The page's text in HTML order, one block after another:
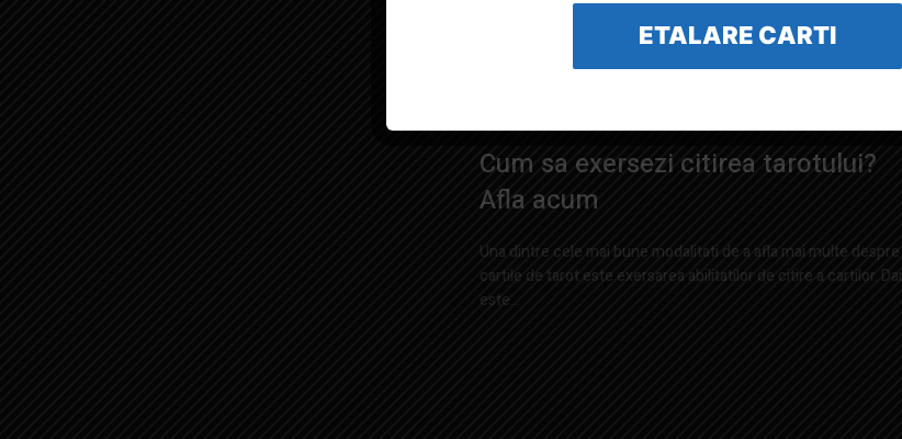
exista una pe care sunt destul de sigur ca nu ati incercat-o....
Cum sa exersezi citirea tarotului?
Afla acum
Una dintre cele mai bune modalitati de a afla mai multe despre
cartile de tarot este exersarea abilitatilor de citire a cartilor. Dar
este...
ETALARE CARTI